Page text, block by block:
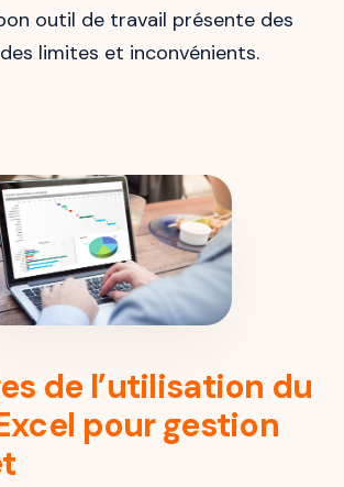
outil de travail présente des
limites et inconvénients.
de l’utilisation du
pour gestion